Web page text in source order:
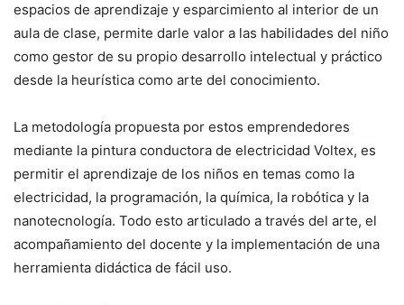
espacios de aprendizaje y esparcimiento al interior de un
aula de clase, permite darle valor a las habilidades del niño
como gestor de su propio desarrollo intelectual y práctico
desde la heurística como arte del conocimiento.
La metodología propuesta por estos emprendedores
mediante la pintura conductora de electricidad Voltex, es
permitir el aprendizaje de los niños en temas como la
electricidad, la programación, la química, la robótica y la
nanotecnología. Todo esto articulado a través del arte, el
acompañamiento del docente y la implementación de una
herramienta didáctica de fácil uso.